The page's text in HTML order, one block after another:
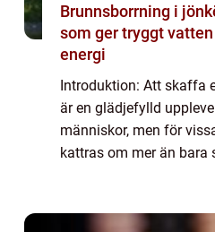
Brunnsborrning i jönköping
som ger tryggt
energi
Introduktion: Att skaffa
är en glädjefylld
människor, men för
kattras om mer än bara